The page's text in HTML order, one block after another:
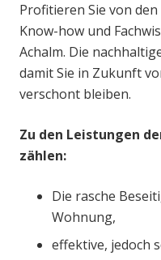
Profitieren Sie von
Know-how und
Achalm. Die
damit Sie in Zukunft
verschont bleiben.
Zu den Leistungen
zählen:
Die rasche
Wohnung,
effektive, jedoch